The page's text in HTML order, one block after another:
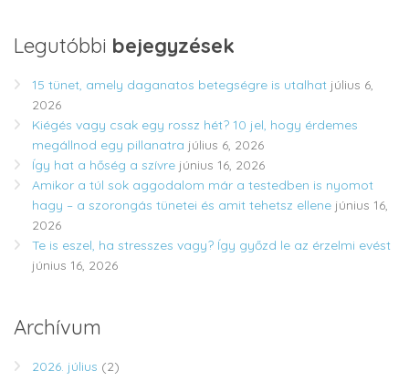
Legutóbbi bejegyzések
15 tünet, amely daganatos betegségre is utalhat július 6,
2026
Kiégés vagy csak egy rossz hét? 10 jel, hogy érdemes
megállnod egy pillanatra július 6, 2026
Így hat a hőség a szívre június 16, 2026
Amikor a túl sok aggodalom már a testedben is nyomot
hagy – a szorongás tünetei és amit tehetsz ellene június 16,
2026
Te is eszel, ha stresszes vagy? Így győzd le az érzelmi evést
június 16, 2026
Archívum
2026. július (2)